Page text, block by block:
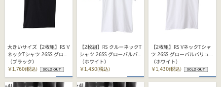
大きいサイズ【2枚組】RS V
ネックTシャツ 26SS グロー
バルバリューライン ヘイン
ズ (HM1EY704)
（ブラック）
￥1,760(税込)
【2枚組】RS クルーネックT
シャツ 26SS グローバルバ
リューライン ヘインズ
(HM1EY702)
（ホワイト）
￥1,430(税込)
【2枚組】RS VネックTシャ
ツ 26SS グローバルバリュ
ーライン ヘインズ
(HM1EY704)
（ホワイト）
￥1,430(税込)